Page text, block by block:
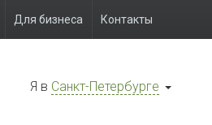
Для бизнеса Контакты
Я в Санкт-Петербурге